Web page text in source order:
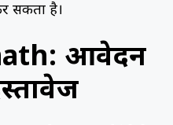
सकता है।
आवेदन